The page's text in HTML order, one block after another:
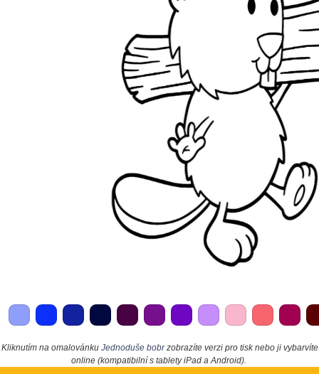
Kliknutím na omalovánku Jednoduše bobrzobrazíte verzi pro tisk nebo ji vybarvíte
online (kompatibilní s tablety iPad a Android).